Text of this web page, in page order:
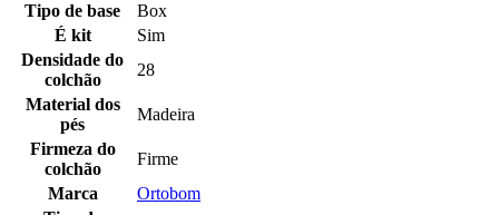
Tipo de base
Box
É kit
Sim
Densidade do
colchão
28
Material dos
pés
Madeira
Firmeza do
colchão
Firme
Marca
Ortobom